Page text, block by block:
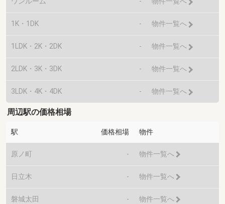
1K・1DK - 物件一覧へ
1LDK・2K・2DK - 物件一覧へ
2LDK・3K・3DK - 物件一覧へ
3LDK・4K・4DK - 物件一覧へ
周辺駅の価格相場
駅 価格相場 物件
原ノ町 - 物件一覧へ
日立木 - 物件一覧へ
磐城太田 - 物件一覧へ